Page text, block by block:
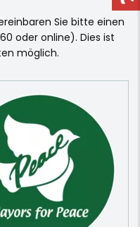
Sie bitte einen
oder online). Dies ist
möglich.